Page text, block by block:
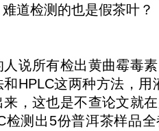
道检测的也是假茶叶？
人说所有检出黄曲霉毒
和HPLC这两种方法，
来，这也是不查论文就
检测出5份普洱茶样品